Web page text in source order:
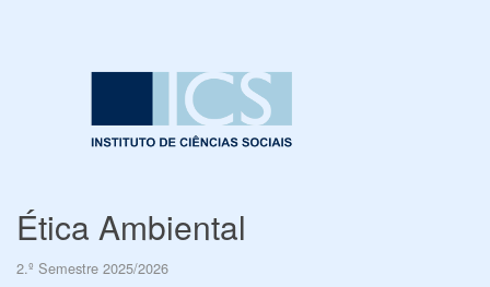
Ética Ambiental
2.º Semestre 2025/2026